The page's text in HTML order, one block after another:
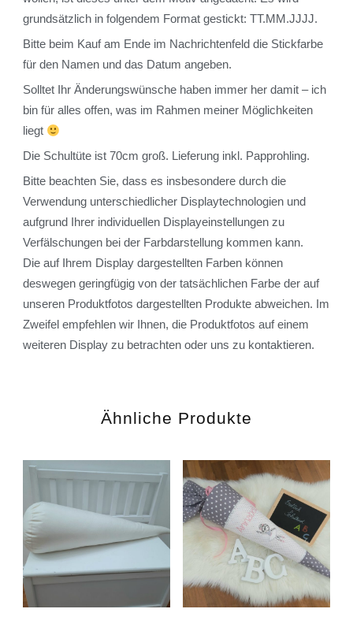
grundsätzlich in folgendem Format gestickt: TT.MM.JJJJ.
Bitte beim Kauf am Ende im Nachrichtenfeld die Stickfarbe
für den Namen und das Datum angeben.
Solltet Ihr Änderungswünsche haben immer her damit – ich
bin für alles offen, was im Rahmen meiner Möglichkeiten
liegt
Die Schultüte ist 70cm groß. Lieferung inkl. Papprohling.
Bitte beachten Sie, dass es insbesondere durch die
Verwendung unterschiedlicher Displaytechnologien und
aufgrund Ihrer individuellen Displayeinstellungen zu
Verfälschungen bei der Farbdarstellung kommen kann.
Die auf Ihrem Display dargestellten Farben können
deswegen geringfügig von der tatsächlichen Farbe der auf
unseren Produktfotos dargestellten Produkte abweichen. Im
Zweifel empfehlen wir Ihnen, die Produktfotos auf einem
weiteren Display zu betrachten oder uns zu kontaktieren.
Ähnliche Produkte